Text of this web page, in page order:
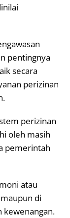
pentingnya
secara
perizinan
perizinan
oleh masih
pemerintah
atau
di
kewenangan.